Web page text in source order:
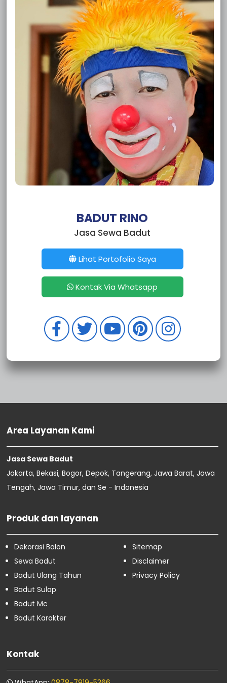
Sewa Badut Babelan
Sewa Badut Kecamatan Tangerang
Sewa Badut Tangerang Pinang
Sewa Badut Tangerang Periuk
Sewa Badut Tangerang Neglasari
Sewa Badut Tangerang Larangan
Sewa Badut Tangerang Karawaci
Sewa Badut Tangerang Karang Tengah
Sewa Badut Tangerang Jatiuwung
Sewa Badut Tangerang Cipondoh
Sewa Badut Tangerang Ciledug
Sewa Badut Tangerang Cibodas
Sewa Badut Tangerang Benda
Sewa Badut Tangerang Batuceper
Sewa Badut Depok Tapos
Sewa Badut Depok Sukmajaya
Sewa Badut Depok Sawangan
Sewa Badut Depok Limo
Sewa Badut Depok Cipayung
Sewa Badut Depok Cinere
Sewa Badut Depok Cimanggis
Sewa badut Depok Cilodong
Sewa Badut Depok Bojongsari
Sewa Badut Depok Beji
Sewa Badut Bekasi Rawalumbu
Sewa Badut Bekasi Mustikajaya
Sewa Badut Bekasi Medan Satria
Sewa Badut Bekasi Jatisampurna
Sewa Badut Bekasi Utara
Sewa Badut Bekasi Timur
Sewa Badut Bogor Utara
Sewa Badut Bogor Timur
Sewa Badut Bogor Tengah
Sewa Badut Bogor Barat
Sewa Badut Jakarta Timur
Sewa Badut Jakarta Barat
Sewa Badut Jakarta Utara
Sewa Badut Jakarta Pusat
Februari16
Januari4
BADUT RINO
Jasa Sewa Badut
Lihat Portofolio Saya
Kontak Via Whatsapp
Area Layanan Kami
Jasa Sewa Badut
Jakarta, Bekasi, Bogor, Depok, Tangerang, Jawa Barat, Jawa
Tengah, Jawa Timur, dan Se - Indonesia
Produk dan layanan
Dekorasi Balon
Sewa Badut
Badut Ulang Tahun
Badut Sulap
Badut Mc
Badut Karakter
Sitemap
Disclaimer
Privacy Policy
Kontak